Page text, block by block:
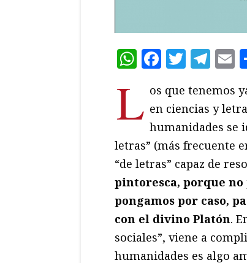
WhatsApp
L os que tenemos
en ciencias y
humanidades se
letras” (más frecuente
“de letras” capaz de
pintoresca, porque
pongamos por caso,
con el divino Platón.
sociales”, viene a
humanidades es algo